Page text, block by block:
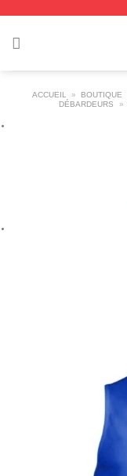
contenu
ACCUEIL » BOUTIQUE
DÉBARDEURS
»